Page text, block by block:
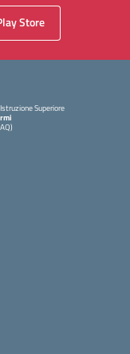
Store
Superiore
pagina iniziale della scuola